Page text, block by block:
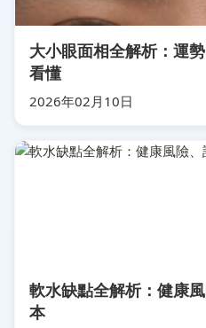
大小眼面相全解析：運
看懂
2026年02月10日
軟水缺點全解析：健康
本